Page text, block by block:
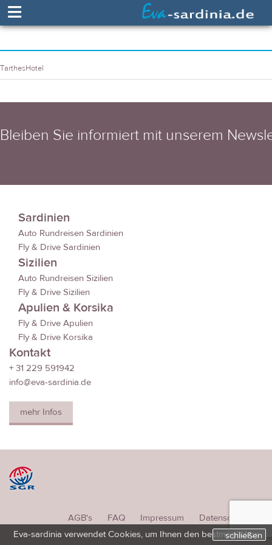
Eva-sardinia verwendet Cookies, um Ihnen den bestmöglichen
schließen
≡
TarthesHotel
Bleiben Sie informiert mit unserem
Sardinien
Auto Rundreisen Sardinien
Fly & Drive Sardinien
Sizilien
Auto Rundreisen Sizilien
Fly & Drive Sizilien
Apulien & Korsika
Fly & Drive Apulien
Fly & Drive Korsika
Kontakt
+ 31 229 591942
info@eva-sardinia.de
mehr Infos
AGB's FAQ Impressum Datenschutz